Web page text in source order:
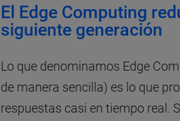
El Edge Computing
siguiente generación
Lo que denominamos Edge
de manera sencilla) es lo que
respuestas casi en tiempo real.